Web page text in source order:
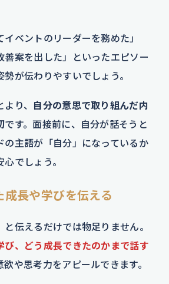
イベントのリーダーを務めた」
善案を出した」といったエピソー
が伝わりやすいでしょう。
り、 自分の意思で取り組んだ内
です。面接前に、自分が話そうと
の主語が「自分」になっているか
でしょう。
長や学びを伝える
伝えるだけでは物足りません。
び、どう成長できたのかまで話す
や思考力をアピールできます。